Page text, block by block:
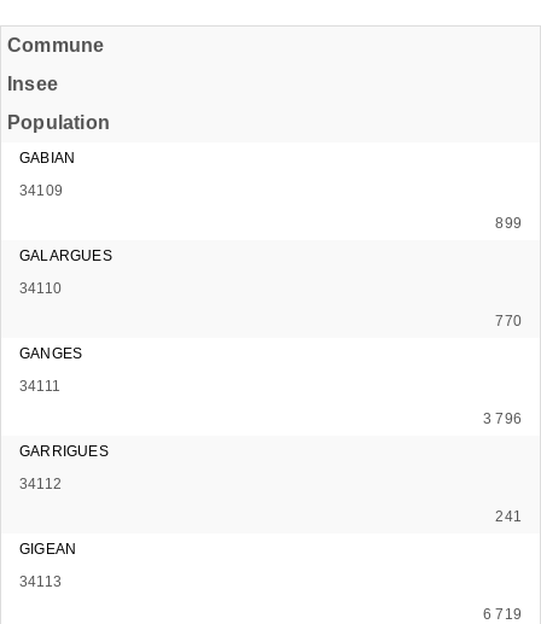
Commune
Insee
Population
GABIAN
34109
899
GALARGUES
34110
770
GANGES
34111
3 796
GARRIGUES
34112
241
GIGEAN
34113
6 719